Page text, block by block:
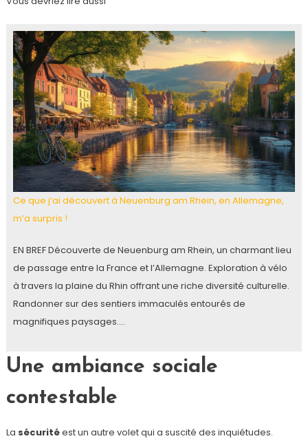
Ce que j’ai découvert à Neuenburg am Rhein, en Allemagne,
m’a surpris !
EN BREF Découverte de Neuenburg am Rhein, un charmant lieu
de passage entre la France et l’Allemagne. Exploration à vélo
à travers la plaine du Rhin offrant une riche diversité culturelle.
Randonner sur des sentiers immaculés entourés de
magnifiques paysages.…
Une ambiance sociale
contestable
La sécuritéest un autre volet qui a suscité des inquiétudes.